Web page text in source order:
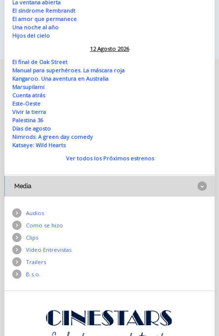
La ventana abierta
El síndrome Rembrandt
El amor que permanece
Una noche al año
Hijos del cielo
12 Agosto 2026
El final de Oak Street
Manual para superhéroes. La máscara roja
Kangaroo. Una aventura en Australia
Marsupilami
Cuenta atrás
Este-Oeste
Vivir la tierra
Palestina 36
Días de agosto
Nimrods: A green day comedy
Katseye: Wild Hearts
Ver todos los Próximos estrenos
Media
Audios
Como se hizo
Clips
Vídeo Entrevistas
Trailers
B.s.o.